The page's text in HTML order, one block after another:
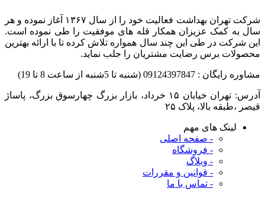
شرکت تهران بهداشت فعالیت خود را از سال ۱۳۶۷ آغاز نموده و هر
سال به کمک عزیزان همکار قله های موفقیت را طی نموده است.
این شرکت در طی این چند سال همواره تلاش کرده تا با ارائه بهترین
محصولات برس رضایت مشتریان را جلب نماید.
مشاوره رایگان : 09124397847 (شنبه تا 5شنبه از ساعت 8 تا 19)
قیصر ،طبقه بالا، پلاک ۲۵
لینک های مهم
- صفحه اصلی
- فروشگاه
- وبلاگ
- قوانین و مقررات
- تماس با ما